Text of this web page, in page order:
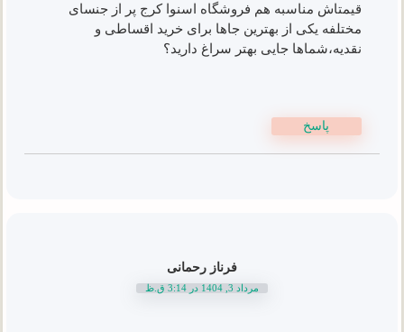
قیمتاش مناسبه هم فروشگاه اسنوا کرج پر از جنسای
مختلفه یکی از بهترین جاها برای خرید اقساطی و
نقدیه،شماها جایی بهتر سراغ دارید؟
پاسخ
فرناز رحمانی
مرداد 3, 1404 در 3:14 ق.ظ